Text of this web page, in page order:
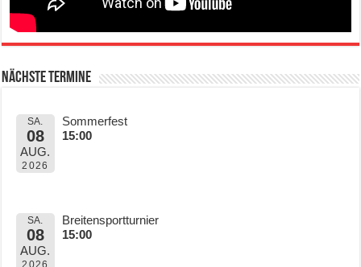
Nächste Termine
SA.
08
AUG.
2026
Sommerfest
15:00
SA.
08
AUG.
2026
Breitensportturnier
15:00